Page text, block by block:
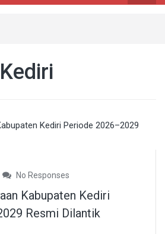
No Responses
Kabupaten Kediri
Resmi Dilantik